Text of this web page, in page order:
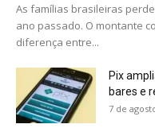
As famílias brasileiras
ano passado. O montante
diferença entre...
Pix
bares e
7 de